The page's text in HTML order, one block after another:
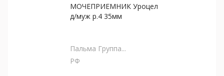
МОЧЕПРИЕМНИК Уроцел
д/муж р.4 35мм
Пальма Группа...
РФ